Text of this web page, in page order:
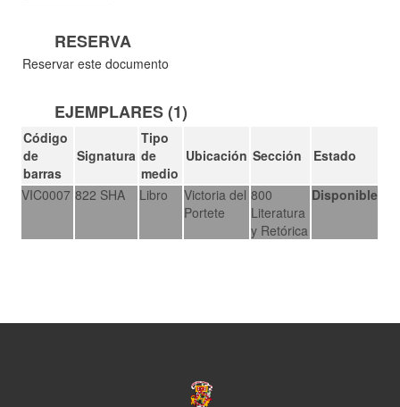
RESERVA
Reservar este documento
EJEMPLARES (1)
Código
de
barras
Signatura
Tipo
de
medio
Ubicación Sección Estado
VIC0007 822 SHA Libro
Victoria del
Portete
800
Literatura
y Retórica
Disponible